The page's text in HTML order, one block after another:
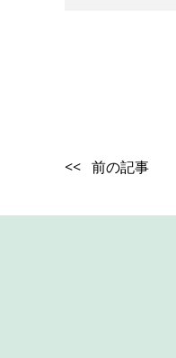
<< 前の記事